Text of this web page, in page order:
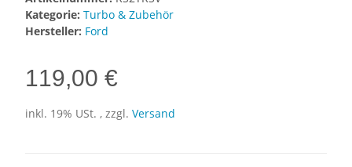
Kategorie: Turbo & Zubehör
Hersteller: Ford
119,00 €
inkl. 19% USt. , zzgl. Versand